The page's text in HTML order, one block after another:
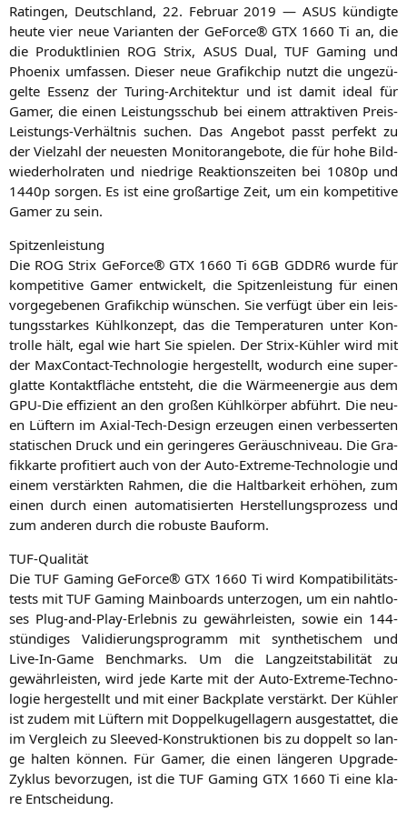
Ratin­gen, Deutsch­land, 22. Febru­ar 2019 —ASUS kün­dig­te
heu­te vier neue Vari­an­ten der GeForce® GTX1660 Ti an, die
die Pro­dukt­li­ni­en ROG Strix, ASUSDual, TUFGam­ing und
Phoe­nix umfas­sen. Die­ser neue Gra­fik­chip nutzt die unge­zü­
gel­te Essenz der Turing-Archi­tek­tur und ist damit ide­al für
Gamer, die einen Leis­tungs­schub bei einem attrak­ti­ven Preis-
Leis­tungs-Ver­hält­nis suchen. Das Ange­bot passt per­fekt zu
der Viel­zahl der neu­es­ten Moni­tor­an­ge­bo­te, die für hohe Bild­
wie­der­hol­ra­ten und nied­ri­ge Reak­ti­ons­zei­ten bei 1080p und
1440p sor­gen. Es ist eine groß­ar­ti­ge Zeit, um ein kom­pe­ti­ti­ve
Gamer zu sein.
Spit­zen­leis­tung
Die ROG Strix GeForce® GTX1660 Ti6GB GDDR6 wur­de für
kom­pe­ti­ti­ve Gamer ent­wi­ckelt, die Spit­zen­leis­tung für einen
vor­ge­ge­be­nen Gra­fik­chip wün­schen. Sie ver­fügt über ein leis­
tungs­star­kes Kühl­kon­zept, das die Tem­pe­ra­tu­ren unter Kon­
trol­le hält, egal wie hart Sie spie­len. Der Strix-Küh­ler wird mit
der Max­Cont­act-Tech­no­lo­gie her­ge­stellt, wodurch eine super­
glat­te Kon­takt­flä­che ent­steht, die die Wär­me­en­er­gie aus dem
GPU-Die effi­zi­ent an den gro­ßen Kühl­kör­per abführt. Die neu­
en Lüf­tern im Axi­al-Tech-Design erzeu­gen einen ver­bes­ser­ten
sta­ti­schen Druck und ein gerin­ge­res Geräu­sch­ni­veau. Die Gra­
fik­kar­te pro­fi­tiert auch von der Auto-Extre­me-Tech­no­lo­gie und
einem ver­stärk­ten Rah­men, die die Halt­bar­keit erhö­hen, zum
einen durch einen auto­ma­ti­sier­ten Her­stel­lungs­pro­zess und
zum ande­ren durch die robus­te Bauform.
TUF-Qua­li­tät
Die TUFGam­ing GeForce® GTX 1660 Ti wird Kom­pa­ti­bi­li­täts­
tests mit TUF Gam­ing Main­boards unter­zo­gen, um ein naht­lo­
ses Plug-and-Play-Erleb­nis zu gewähr­leis­ten, sowie ein 144-
stün­di­ges Vali­die­rungs­pro­gramm mit syn­the­ti­schem und
Live-In-Game Bench­marks. Um die Lang­zeit­sta­bi­li­tät zu
gewähr­leis­ten, wird jede Kar­te mit der Auto-Extre­me-Tech­no­
lo­gie her­ge­stellt und mit einer Back­p­la­te ver­stärkt. Der Küh­ler
ist zudem mit Lüf­tern mit Dop­pel­ku­gel­la­gern aus­ge­stat­tet, die
im Ver­gleich zu Slee­ved-Kon­struk­tio­nen bis zu dop­pelt so lan­
ge hal­ten kön­nen. Für Gamer, die einen län­ge­ren Upgrade-
Zyklus bevor­zu­gen, ist dieTUF Gam­ing GTX1660 Ti eine kla­
re Entscheidung.